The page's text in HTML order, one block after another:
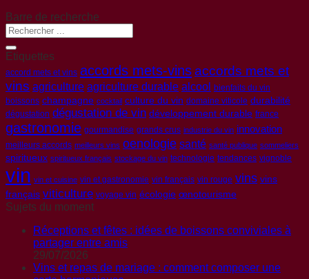
Barre de recherche
Etiquettes
accord mets et vins accords mets-vinsaccords mets et
vins agriculture agriculture durable alcool bienfaits du vin
boissons champagne cocktail culture du vin domaine viticole durabilité
dégustation dégustation de vin développement durable france
gastronomie gourmandise grands crus industrie du vin innovation
meilleurs accords meilleurs vins oenologie santé santé publique sommeliers
spiritueux spiritueux français stockage du vin technologie tendances vignoble
vin vin et cuisine vin et gastronomie vin français vin rouge vins vins
français viticulture voyage vin écologie œnotourisme
Sujets du moment
Réceptions et fêtes : idées de boissons conviviales à
partager entre amis
29/07/2026
Vins et repas de mariage : comment composer une